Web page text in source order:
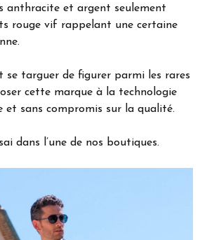
anthracite et argent seulement
rouge vif rappelant une certaine
se targuer de figurer parmi les rares
cette marque à la technologie
et sans compromis sur la qualité.
dans l’une de nos boutiques.